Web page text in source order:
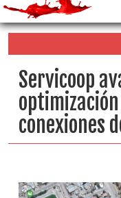
Servicoop
conexiones